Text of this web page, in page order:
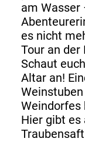
am
es nicht
Tour an
Schaut
Altar an!
Weindorfes
Hier gibt es